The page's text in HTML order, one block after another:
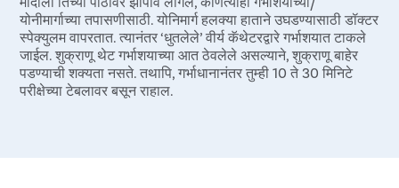
योनीमार्गाच्या तपासणीसाठी. योनिमार्ग हलक्या हाताने उघडण्यासाठी डॉक्टर
स्पेक्युलम वापरतात. त्यानंतर ‘धुतलेले’ वीर्य कॅथेटरद्वारे गर्भाशयात टाकले
जाईल. शुक्राणू थेट गर्भाशयाच्या आत ठेवलेले असल्याने, शुक्राणू बाहेर
पडण्याची शक्यता नसते. तथापि, गर्भाधानानंतर तुम्ही 10 ते 30 मिनिटे
परीक्षेच्या टेबलावर बसून राहाल.